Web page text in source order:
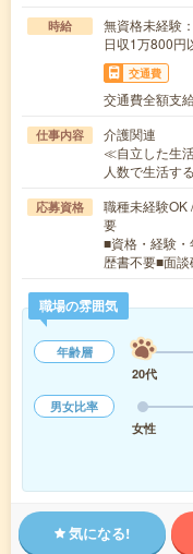
時給
無資格未経
日収1万800円
交通費
交通費全額支
仕事内容
介護関連
≪自立した生
人数で生活す
応募資格
職種未経験OK
要
■資格・経験
歴書不要■面
職場の雰囲気
年齢層
20代
男女比率
女性
気になる!